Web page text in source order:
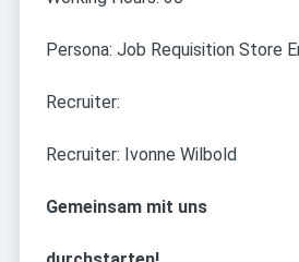
Persona: Job Requisition Store
Recruiter:
Recruiter: Ivonne Wilbold
Gemeinsam mit uns